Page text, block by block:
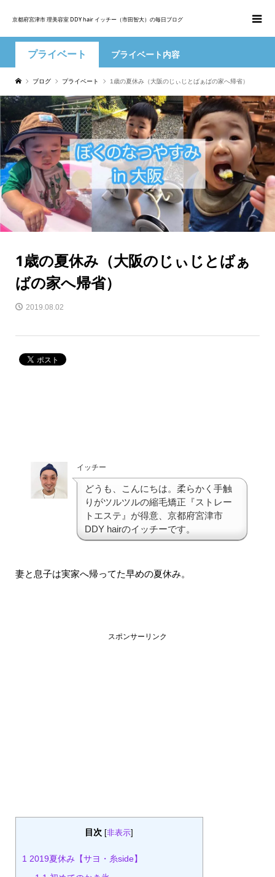
京都府宮津市 理美容室 DDY hair イッチー（市田智大）の毎日ブログ
プライベート プライベート内容
ブログ プライベート 1歳の夏休み（大阪のじぃじとばぁばの家へ帰省）
1歳の夏休み（大阪のじぃじとばぁ
ばの家へ帰省）
2019.08.02
イッチー
どうも、こんにちは。柔らかく手触
りがツルツルの縮毛矯正『ストレー
トエステ』が得意、京都府宮津市
DDY hairのイッチーです。
妻と息子は実家へ帰ってた早めの夏休み。
スポンサーリンク
目次 [非表示]
1 2019夏休み【サヨ・糸side】